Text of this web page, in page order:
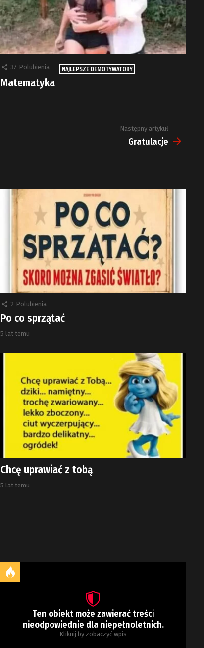
37 Polubienia NAJLEPSZE DEMOTYWATORY
Matematyka
Następny artykuł
Gratulacje
2 Polubienia
Po co sprzątać
5 lat temu
Chcę uprawiać z tobą
5 lat temu
Ten obiekt może zawierać treści
nieodpowiednie dla niepełnoletnich.
Kliknij by zobaczyć wpis